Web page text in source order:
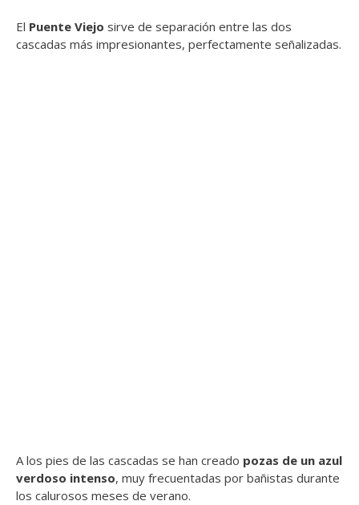
El Puente Viejo sirve de separación entre las dos
cascadas más impresionantes, perfectamente señalizadas.
A los pies de las cascadas se han creado pozas de un azul
verdoso intenso, muy frecuentadas por bañistas durante
los calurosos meses de verano.